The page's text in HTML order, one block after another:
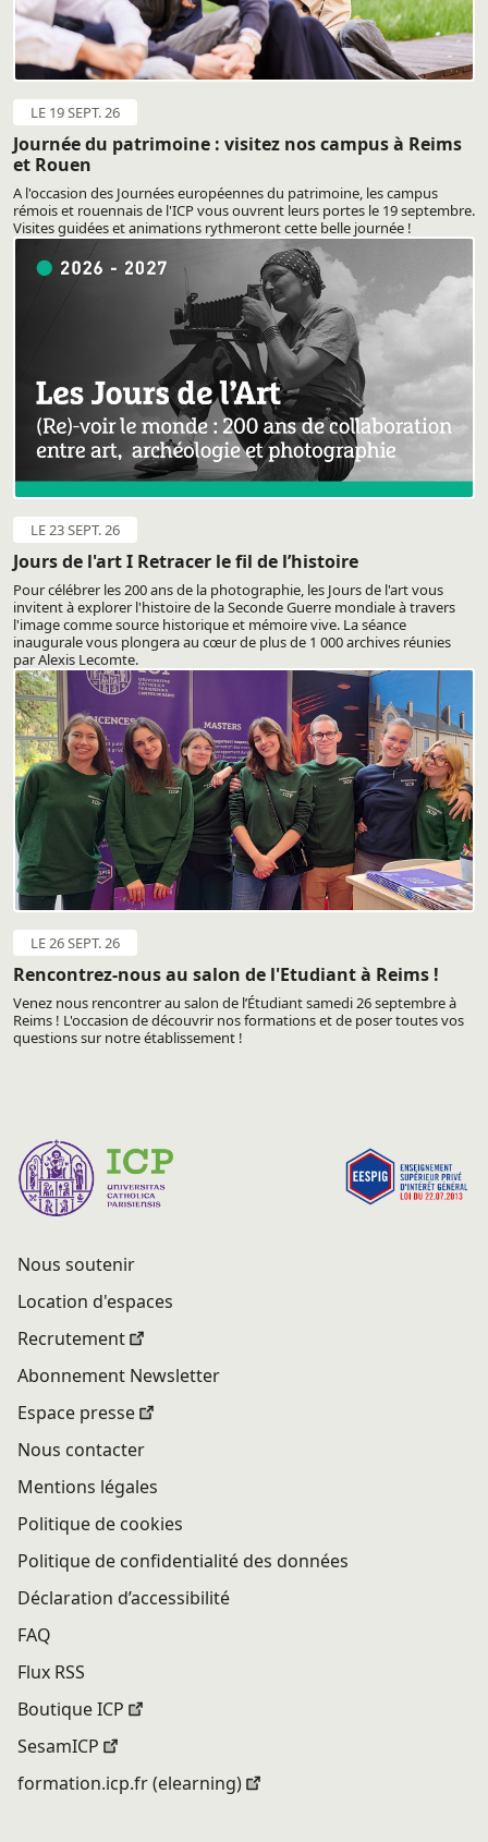
LE 19 SEPT. 26
Journée du patrimoine : visitez nos campus à Reims
et Rouen
A l'occasion des Journées européennes du patrimoine, les campus
rémois et rouennais de l'ICP vous ouvrent leurs portes le 19 septembre.
Visites guidées et animations rythmeront cette belle journée !
LE 23 SEPT. 26
Jours de l'art I Retracer le fil de l’histoire
Pour célébrer les 200 ans de la photographie, les Jours de l'art vous
invitent à explorer l'histoire de la Seconde Guerre mondiale à travers
l'image comme source historique et mémoire vive. La séance
inaugurale vous plongera au cœur de plus de 1 000 archives réunies
par Alexis Lecomte.
LE 26 SEPT. 26
Rencontrez-nous au salon de l'Etudiant à Reims !
Venez nous rencontrer au salon de l’Étudiant samedi 26 septembre à
Reims ! L'occasion de découvrir nos formations et de poser toutes vos
questions sur notre établissement !
Nous soutenir
Location d'espaces
Recrutement
Abonnement Newsletter
Espace presse
Nous contacter
Mentions légales
Politique de cookies
Politique de confidentialité des données
Déclaration d’accessibilité
FAQ
Flux RSS
Boutique ICP
SesamICP
formation.icp.fr (elearning)